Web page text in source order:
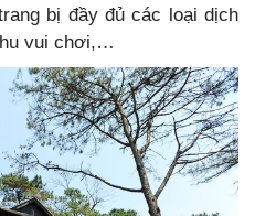
bị đầy đủ các loại dịch
vui chơi,…